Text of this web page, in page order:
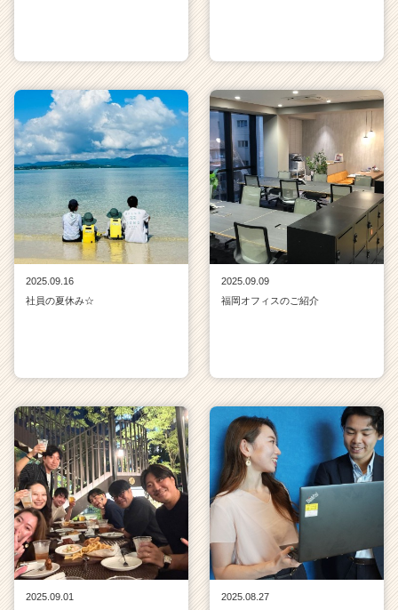
2025.09.16
社員の夏休み☆
2025.09.09
福岡オフィスのご紹介
2025.09.01
2025.08.27